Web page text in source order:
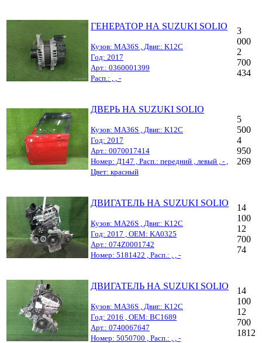
ГЕНЕРАТОР НА SUZUKI SOLIO
Кузов: MA36S , Двиг.: K12C
Год: 2017
Арт.: 0360001399
Расп.: , , -
3
000
2
700
434
ДВЕРЬ НА SUZUKI SOLIO
Кузов: MA36S , Двиг.: K12C
Год: 2017
Арт.: 0070017414
Номер: Д147 , Расп.: передний , левый , - ,
Цвет: красный
5
500
4
950
269
ДВИГАТЕЛЬ НА SUZUKI SOLIO
Кузов: MA26S , Двиг.: K12C
Год: 2017 , OEM: KA0325
Арт.: 074Z0001742
Номер: 5181422 , Расп.: , , -
14
100
12
700
74
ДВИГАТЕЛЬ НА SUZUKI SOLIO
Кузов: MA36S , Двиг.: K12C
Год: 2016 , OEM: BC1689
Арт.: 0740067647
Номер: 5050700 , Расп.: , , -
14
100
12
700
1812